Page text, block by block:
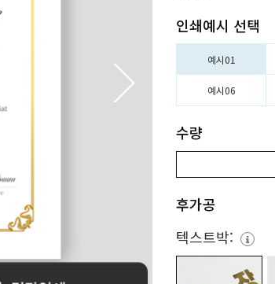
인쇄예시 선택
예시01
예시06
수량
후가공
텍스트박: